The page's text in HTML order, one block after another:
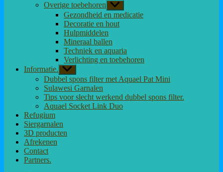
Overige toebehoren Toon
submenu
Gezondheid en medicatie
Decoratie en hout
Hulpmiddelen
Mineraal ballen
Techniek en aquaria
Verlichting en toebehoren
Informatie. Toon
submenu
Dubbel spons filter met Aquael Pat Mini
Sulawesi Garnalen
Tips voor slecht werkend dubbel spons filter.
Aquael Socket Link Duo
Refugium
Siergarnalen
3D producten
Afrekenen
Contact
Partners.